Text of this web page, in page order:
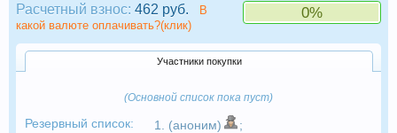
0%
Расчетный взнос: 462 руб.
В
какой валюте оплачивать?(клик)
Участники покупки
(Основной список пока пуст)
Резервный список: 1. (аноним) ;